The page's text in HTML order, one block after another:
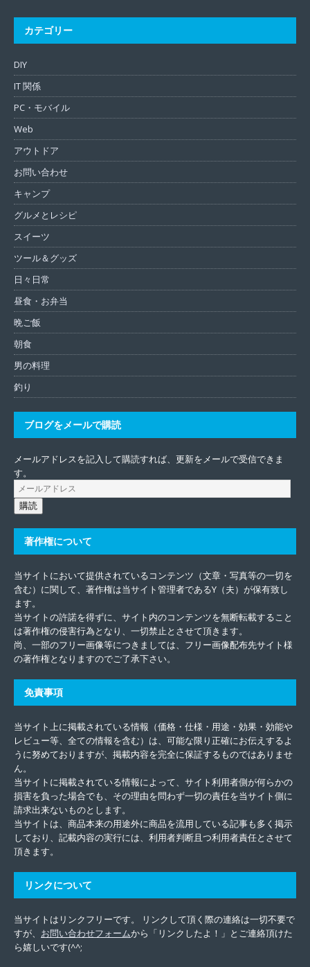
カテゴリー
DIY
IT 関係
PC・モバイル
Web
アウトドア
お問い合わせ
キャンプ
グルメとレシピ
スイーツ
ツール＆グッズ
日々日常
昼食・お弁当
晩ご飯
朝食
男の料理
釣り
ブログをメールで購読
メールアドレスを記入して購読すれば、更新をメールで受信できま
す。
購読
著作権について
当サイトにおいて提供されているコンテンツ（文章・写真等の一切を
含む）に関して、著作権は当サイト管理者であるY（夫）が保有致し
ます。
当サイトの許諾を得ずに、サイト内のコンテンツを無断転載すること
は著作権の侵害行為となり、一切禁止とさせて頂きます。
尚、一部のフリー画像等につきましては、フリー画像配布先サイト様
の著作権となりますのでご了承下さい。
免責事項
当サイト上に掲載されている情報（価格・仕様・用途・効果・効能や
レビュー等、全ての情報を含む）は、可能な限り正確にお伝えするよ
うに努めておりますが、掲載内容を完全に保証するものではありませ
ん。
当サイトに掲載されている情報によって、サイト利用者側が何らかの
損害を負った場合でも、その理由を問わず一切の責任を当サイト側に
請求出来ないものとします。
当サイトは、商品本来の用途外に商品を流用している記事も多く掲示
しており、記載内容の実行には、利用者判断且つ利用者責任とさせて
頂きます。
リンクについて
当サイトはリンクフリーです。 リンクして頂く際の連絡は一切不要で
すが、 お問い合わせフォームから「リンクしたよ！」とご連絡頂けた
ら嬉しいです(^^;